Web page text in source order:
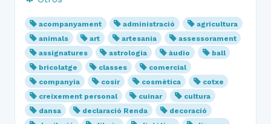
acompanyament administració
agricultura
animals
art artesania
assessorament
assignatures
astrologia àudio
ball
bricolatge
classes
comercial
companyia
cosir cosmètica
cotxe
creixement personal
cuinar
cultura
dansa
declaració Renda
decoració